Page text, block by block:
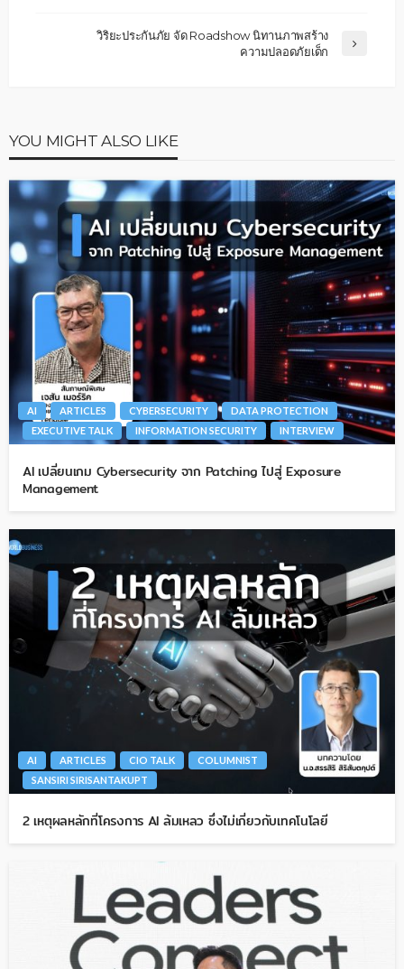
วิริยะประกันภัย จัด Roadshow นิทานภาพสร้าง
ความปลอดภัยเด็ก
YOU MIGHT ALSO LIKE
AI ARTICLES CYBERSECURITY
DATA PROTECTION
EXECUTIVE TALK
INFORMATION SECURITY INTERVIEW
AI เปลี่ยนเกม Cybersecurity จาก Patching ไปสู่ Exposure
Management
AI ARTICLES CIO TALK
COLUMNIST
SANSIRI SIRISANTAKUPT
2 เหตุผลหลักที่โครงการ AI ล้มเหลว ซึ่งไม่เกี่ยวกับเทคโนโลยี